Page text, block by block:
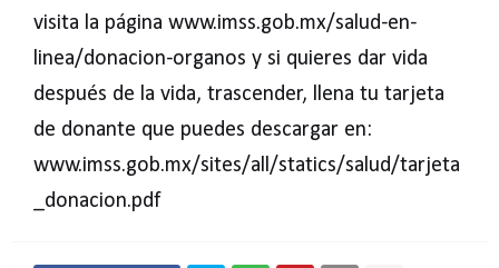
visita la página www.imss.gob.mx/salud-en-
linea/donacion-organos y si quieres dar vida
después de la vida, trascender, llena tu tarjeta
de donante que puedes descargar en:
www.imss.gob.mx/sites/all/statics/salud/tarjeta
_donacion.pdf